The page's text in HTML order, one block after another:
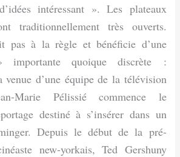
intéressant ». Les plateaux
traditionnellement très ouverts.
à la règle et bénéficie d’une
importante quoique discrète :
venue d’une équipe de la télévision
Marie Pélissié commence le
destiné à s’insérer dans un
Depuis le début de la pré-
new-yorkais, Ted Gershuny